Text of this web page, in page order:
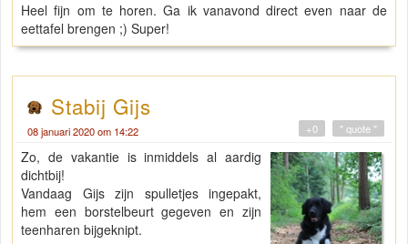
Heel fijn om te horen. Ga ik vanavond direct even naar de
eettafel brengen ;) Super!
Stabij Gijs
08 januari 2020 om 14:22 " quote "
+0
Zo, de vakantie is inmiddels al aardig
dichtbij!
Vandaag Gijs zijn spulletjes ingepakt,
hem een borstelbeurt gegeven en zijn
teenharen bijgeknipt.